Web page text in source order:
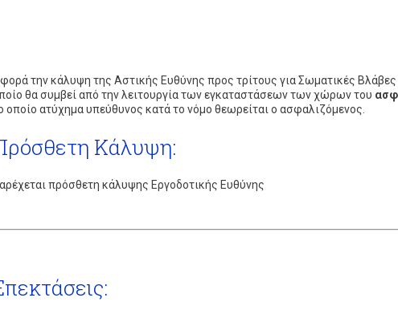
την κάλυψη της Αστικής Ευθύνης προς τρίτους για Σωματικές
θα συμβεί από την λειτουργία των εγκαταστάσεων των χώρων του
οποίο ατύχημα υπεύθυνος κατά το νόμο θεωρείται ο ασφαλιζόμενος.
Κάλυψη:
πρόσθετη κάλυψης Εργοδοτικής Ευθύνης